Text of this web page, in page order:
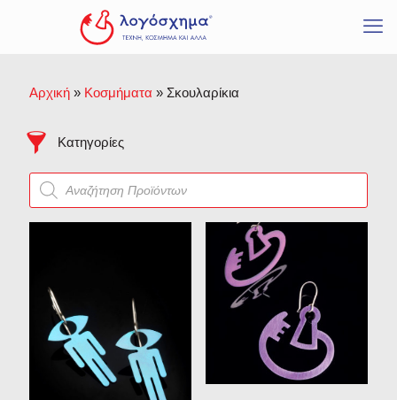
Αρχική » Κοσμήματα » Σκουλαρίκια
Κατηγορίες
Κοσμήματα
Βραχιόλια
Ζωγραφική
Γλυπτική
Ανάγλυφα
Η σκιά που έπαψε να
Μικρογλυπτική
Προϊόντα σε προσφορά
Products
search